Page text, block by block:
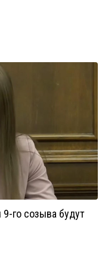
го созыва будут